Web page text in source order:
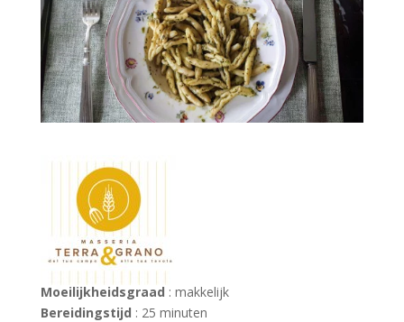
Moeilijkheidsgraad : makkelijk
Bereidingstijd : 25 minuten